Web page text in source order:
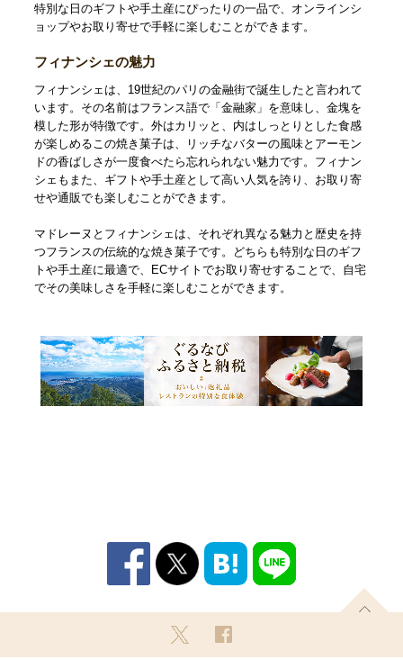
特別な日のギフトや手土産にぴったりの一品で、オンラインシ
ョップやお取り寄せで手軽に楽しむことができます。
フィナンシェの魅力
フィナンシェは、19世紀のパリの金融街で誕生したと言われて
います。その名前はフランス語で「金融家」を意味し、金塊を
模した形が特徴です。外はカリッと、内はしっとりとした食感
が楽しめるこの焼き菓子は、リッチなバターの風味とアーモン
ドの香ばしさが一度食べたら忘れられない魅力です。フィナン
シェもまた、ギフトや手土産として高い人気を誇り、お取り寄
せや通販でも楽しむことができます。
マドレーヌとフィナンシェは、それぞれ異なる魅力と歴史を持
つフランスの伝統的な焼き菓子です。どちらも特別な日のギフ
トや手土産に最適で、ECサイトでお取り寄せすることで、自宅
でその美味しさを手軽に楽しむことができます。